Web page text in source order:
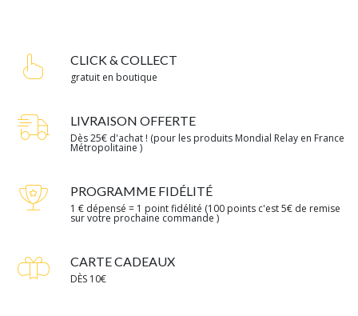
CLICK & COLLECT
gratuit en boutique
LIVRAISON OFFERTE
Dès 25€ d'achat ! (pour les produits Mondial Relay en France
Métropolitaine )
PROGRAMME FIDÉLITÉ
1 € dépensé = 1 point fidélité (100 points c'est 5€ de remise
sur votre prochaine commande )
CARTE CADEAUX
DÈS 10€